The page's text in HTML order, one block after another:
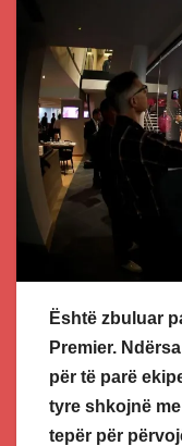
Është zbuluar
Premier.
për të parë
tyre shkojnë
tepër për